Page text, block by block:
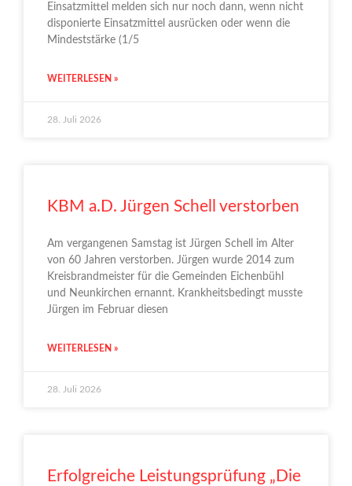
Einsatzmittel melden sich nur noch dann, wenn nicht
disponierte Einsatzmittel ausrücken oder wenn die
Mindeststärke (1/5
WEITERLESEN »
28. Juli 2026
KBM a.D. Jürgen Schell verstorben
Am vergangenen Samstag ist Jürgen Schell im Alter
von 60 Jahren verstorben. Jürgen wurde 2014 zum
Kreisbrandmeister für die Gemeinden Eichenbühl
und Neunkirchen ernannt. Krankheitsbedingt musste
Jürgen im Februar diesen
WEITERLESEN »
28. Juli 2026
Erfolgreiche Leistungsprüfung „Die